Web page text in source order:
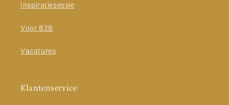
Inspiratiesessie
Voor B2B
Vacatures
Klantenservice